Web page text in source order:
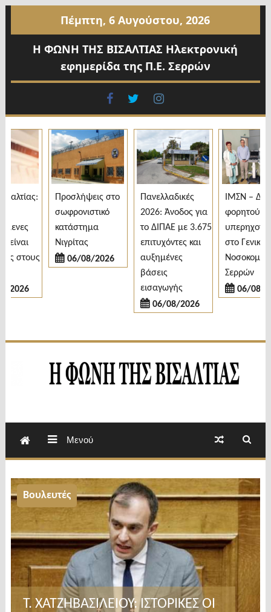
περιεχόμενο
Πέμπτη, 6 Αυγούστου, 2026
Η ΦΩΝΗ ΤΗΣ ΒΙΣΑΛΤΙΑΣ Ηλεκτρονική
εφημερίδα της Π.Ε. Σερρών
facebook
twitter
στους
Προσλήψεις στο
σωφρονιστικό
κατάστημα
Νιγρίτας
06/08/2026
Πανελλαδικές
2026: Άνοδος για
το ΔΙΠΑΕ με 3.675
επιτυχόντες και
αυξημένες
βάσεις
εισαγωγής
06/08/2026
ΙΜΣΝ –
φορητού
στο Γενικό
Νοσοκομείο
Σερρών
06/08/
Μενού
Βουλευτές
Τ. ΧΑΤΖΗΒΑΣΙΛΕΙΟΥ: ΙΣΤΟΡΙΚΕΣ ΟΙ